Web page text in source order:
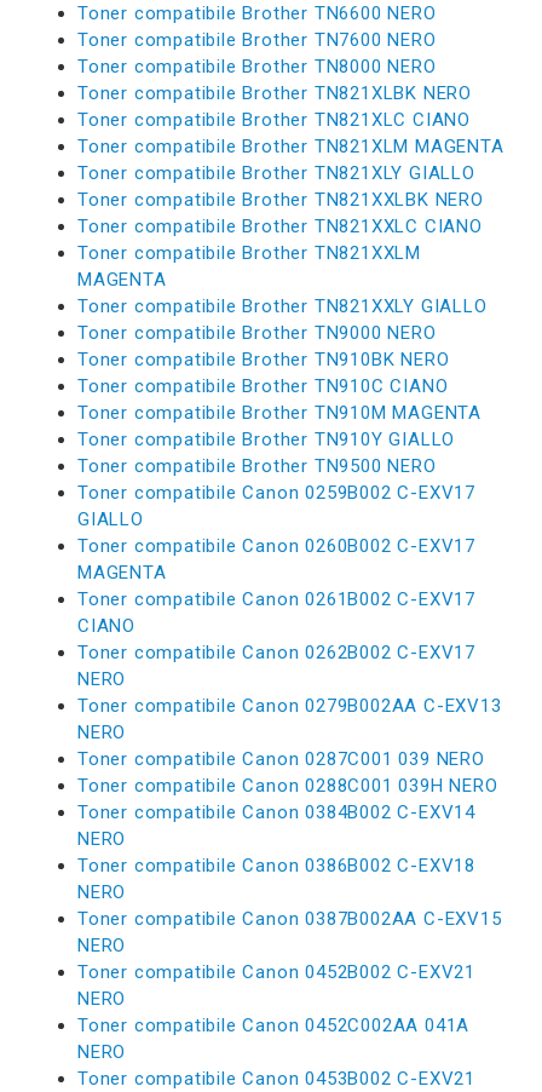
Toner compatibile Brother TN6600 NERO
Toner compatibile Brother TN7600 NERO
Toner compatibile Brother TN8000 NERO
Toner compatibile Brother TN821XLBK NERO
Toner compatibile Brother TN821XLC CIANO
Toner compatibile Brother TN821XLM MAGENTA
Toner compatibile Brother TN821XLY GIALLO
Toner compatibile Brother TN821XXLBK NERO
Toner compatibile Brother TN821XXLC CIANO
Toner compatibile Brother TN821XXLM
MAGENTA
Toner compatibile Brother TN821XXLY GIALLO
Toner compatibile Brother TN9000 NERO
Toner compatibile Brother TN910BK NERO
Toner compatibile Brother TN910C CIANO
Toner compatibile Brother TN910M MAGENTA
Toner compatibile Brother TN910Y GIALLO
Toner compatibile Brother TN9500 NERO
Toner compatibile Canon 0259B002 C-EXV17
GIALLO
Toner compatibile Canon 0260B002 C-EXV17
MAGENTA
Toner compatibile Canon 0261B002 C-EXV17
CIANO
Toner compatibile Canon 0262B002 C-EXV17
NERO
Toner compatibile Canon 0279B002AA C-EXV13
NERO
Toner compatibile Canon 0287C001 039 NERO
Toner compatibile Canon 0288C001 039H NERO
Toner compatibile Canon 0384B002 C-EXV14
NERO
Toner compatibile Canon 0386B002 C-EXV18
NERO
Toner compatibile Canon 0387B002AA C-EXV15
NERO
Toner compatibile Canon 0452B002 C-EXV21
NERO
Toner compatibile Canon 0452C002AA 041A
NERO
Toner compatibile Canon 0453B002 C-EXV21